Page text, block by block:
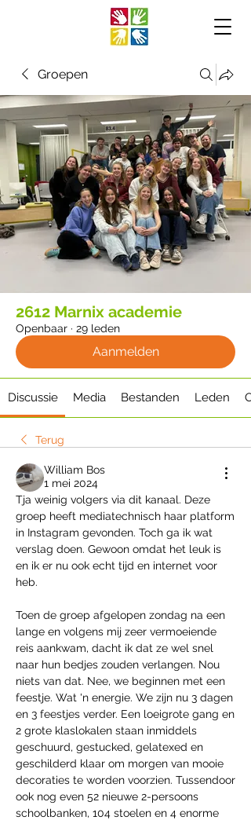
Groepen
2612 Marnix academie
Openbaar · 29 leden
Aanmelden
Discussie Media Bestanden Leden
Terug
William Bos
1 mei 2024
Tja weinig volgers via dit kanaal. Deze
groep heeft mediatechnisch haar platform
in Instagram gevonden. Toch ga ik wat
verslag doen. Gewoon omdat het leuk is
en ik er nu ook echt tijd en internet voor
heb.
Toen de groep afgelopen zondag na een
lange en volgens mij zeer vermoeiende
reis aankwam, dacht ik dat ze wel snel
naar hun bedjes zouden verlangen. Nou
niets van dat. Nee, we beginnen met een
feestje. Wat 'n energie. We zijn nu 3 dagen
en 3 feestjes verder. Een loeigrote gang en
2 grote klaslokalen staan inmiddels
geschuurd, gestucked, gelatexed en
geschilderd klaar om morgen van mooie
decoraties te worden voorzien. Tussendoor
ook nog even 52 nieuwe 2-persoons
schoolbanken, 104 stoelen en 4 enorme